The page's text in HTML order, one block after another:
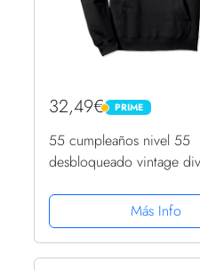
32,49€ PRIME
PRIME
55 cumpleaños nivel 55
desbloqueado vintage
Más Info